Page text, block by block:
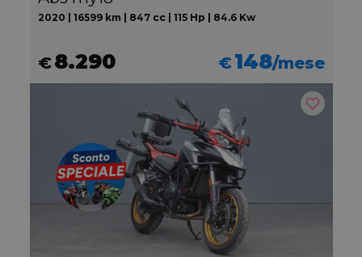
2020 | 16599 km | 847 cc | 115 Hp | 84.6 Kw
€8.290 €148/mese